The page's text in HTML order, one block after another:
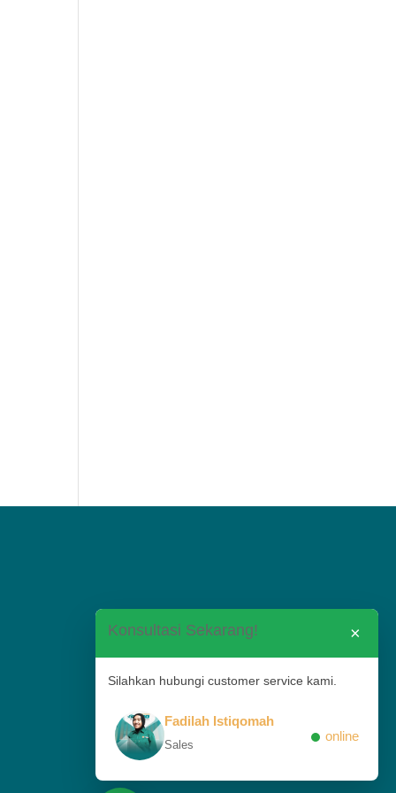
Konsultasi Sekarang! ×
Silahkan hubungi customer service kami.
Fadilah Istiqomah
Sales
online